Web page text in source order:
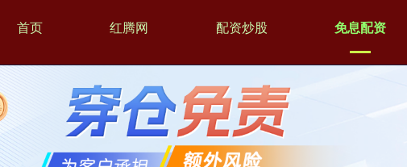
首页 红腾网 配资炒股 免息配资